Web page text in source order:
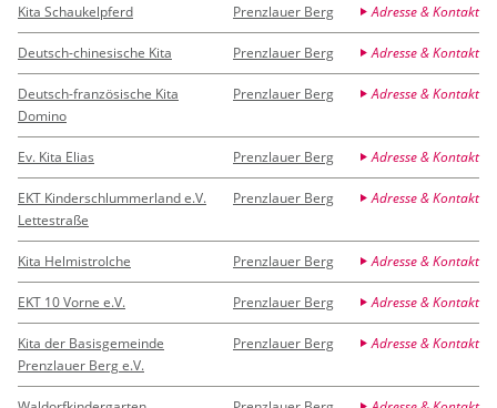
Kita Schaukelpferd Prenzlauer Berg Adresse & Kontakt
Deutsch-chinesische Kita Prenzlauer Berg Adresse & Kontakt
Deutsch-französische Kita
Domino
Prenzlauer Berg Adresse & Kontakt
Ev. Kita Elias Prenzlauer Berg Adresse & Kontakt
EKT Kinderschlummerland e.V.
Lettestraße
Prenzlauer Berg Adresse & Kontakt
Kita Helmistrolche Prenzlauer Berg Adresse & Kontakt
EKT 10 Vorne e.V. Prenzlauer Berg Adresse & Kontakt
Kita der Basisgemeinde
Prenzlauer Berg e.V.
Prenzlauer Berg Adresse & Kontakt